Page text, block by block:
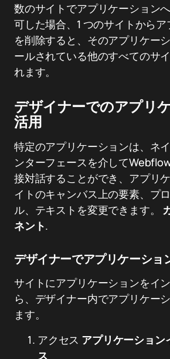
数のサイトでアプリケーション
可した場合、1 つのサイトから
を削除すると、そのアプリケー
ールされている他のすべてのサ
れます。
デザイナーでのアプリ
活用
特定のアプリケーションは、ネ
ンターフェースを介して
接対話することができ、アプリ
イトのキャンバス上の要素、プ
ル、テキストを変更できます。
ネント.
デザイナーでアプリケーショ
サイトにアプリケーションをイ
ら、デザイナー内でアプリケー
ます。
アクセス アプリケーション
ス